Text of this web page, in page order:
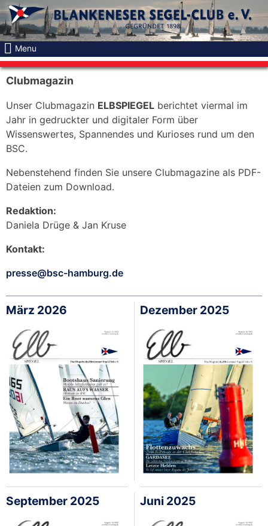
Skip
to
content
Menu
März 2026 Dezember 2025
September 2025 Juni 2025
Clubmagazin
Unser Clubmagazin ELBSPIEGEL berichtet viermal im
Jahr in gedruckter und digitaler Form über
Wissenswertes, Spannendes und Kurioses rund um den
BSC.
Nebenstehend finden Sie unsere Clubmagazine als PDF-
Dateien zum Download.
Redaktion:
Daniela Drüge & Jan Kruse
Kontakt:
presse@bsc-hamburg.de